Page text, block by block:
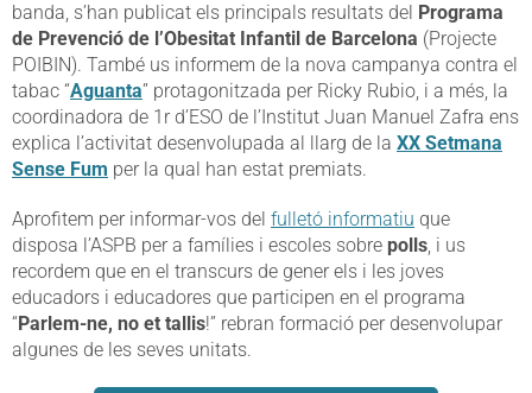
banda, s’han publicat els principals resultats del Programa
de Prevenció de l’Obesitat Infantil de Barcelona (Projecte
POIBIN). També us informem de la nova campanya contra el
tabac “Aguanta” protagonitzada per Ricky Rubio, i a més, la
coordinadora de 1r d’ESO de l’Institut Juan Manuel Zafra ens
explica l’activitat desenvolupada al llarg de la XX Setmana
Sense Fum per la qual han estat premiats.
Aprofitem per informar-vos del fulletó informatiu que
disposa l’ASPB per a famílies i escoles sobre polls, i us
recordem que en el transcurs de gener els i les joves
educadors i educadores que participen en el programa
“Parlem-ne, no et tallis!” rebran formació per desenvolupar
algunes de les seves unitats.